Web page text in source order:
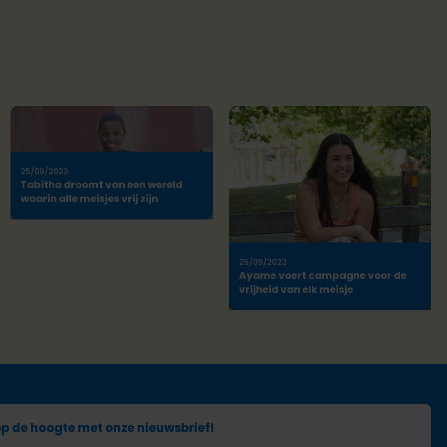
25/09/2023
Tabitha droomt van een wereld
waarin alle meisjes vrij zijn
25/09/2023
Ayame voert campagne voor de
vrijheid van elk meisje
de hoogte met onze nieuwsbrief!